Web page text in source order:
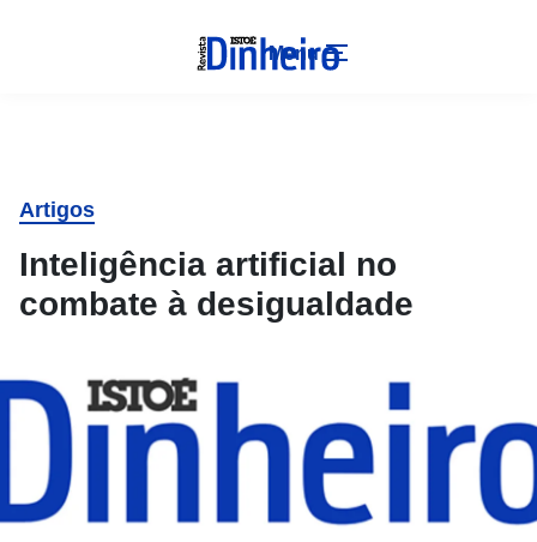
Menu
Artigos
Inteligência artificial no
combate à desigualdade